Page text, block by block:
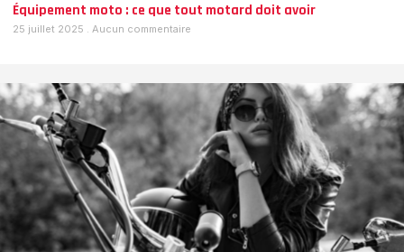
Équipement moto : ce que tout motard doit avoir
25 juillet 2025 Aucun commentaire